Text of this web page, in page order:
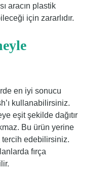
aracın plastik
için zararlıdır.
en iyi sonucu
kullanabilirsiniz.
eşit şekilde dağıtır
Bu ürün yerine
tercih edebilirsiniz.
fırça